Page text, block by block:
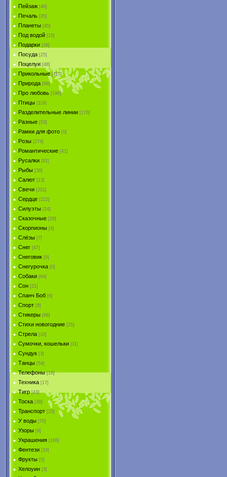
Пейзаж [49]
Печаль [35]
Планеты [45]
Под водой [15]
Подарки [16]
Посуда [25]
Поцелуи [48]
Прикольные [117]
Природа [69]
Про любовь [196]
Птицы [119]
Разделительные линии [170]
Разные [53]
Рамки для фото [0]
Розы [274]
Романтические [41]
Русалки [92]
Рыбы [39]
Салют [13]
Свечи [201]
Сердце [222]
Силуэты [24]
Сказочные [29]
Скорпионы [4]
Слёзы [7]
Снег [47]
Снеговик [0]
Снегурочка [0]
Собаки [64]
Сон [21]
Спанч Боб [6]
Спорт [8]
Стикеры [66]
Стихи новогодние [25]
Стрела [10]
Сумочки, кошельки [11]
Сундук [3]
Танцы [54]
Телефоны [19]
Техника [17]
Тигр [43]
Тоска [39]
Транспорт [23]
У воды [70]
Узоры [9]
Украшения [108]
Фентези [33]
Фрукты [5]
Хелоуин [3]